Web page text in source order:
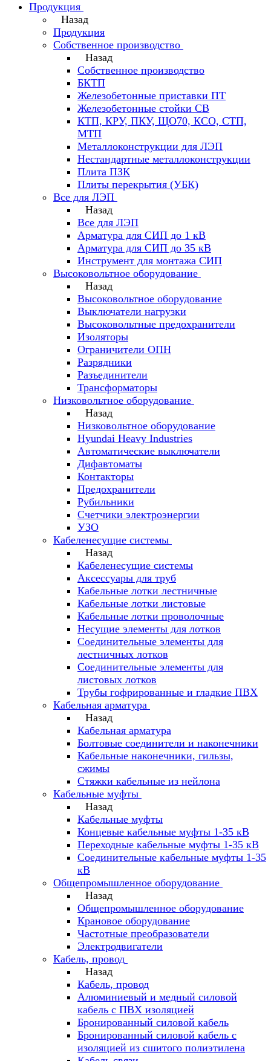
Продукция
Назад
Продукция
Собственное производство
Назад
Собственное производство
БКТП
Железобетонные приставки ПТ
Железобетонные стойки СВ
КТП, КРУ, ПКУ, ЩО70, КСО, СТП,
МТП
Металлоконструкции для ЛЭП
Нестандартные металлоконструкции
Плита ПЗК
Плиты перекрытия (УБК)
Все для ЛЭП
Назад
Все для ЛЭП
Арматура для СИП до 1 кВ
Арматура для СИП до 35 кВ
Инструмент для монтажа СИП
Высоковольтное оборудование
Назад
Высоковольтное оборудование
Выключатели нагрузки
Высоковольтные предохранители
Изоляторы
Ограничители ОПН
Разрядники
Разъединители
Трансформаторы
Низковольтное оборудование
Назад
Низковольтное оборудование
Hyundai Heavy Industries
Автоматические выключатели
Дифавтоматы
Контакторы
Предохранители
Рубильники
Счетчики электроэнергии
УЗО
Кабеленесущие системы
Назад
Кабеленесущие системы
Аксессуары для труб
Кабельные лотки лестничные
Кабельные лотки листовые
Кабельные лотки проволочные
Несущие элементы для лотков
Соединительные элементы для
лестничных лотков
Соединительные элементы для
листовых лотков
Трубы гофрированные и гладкие ПВХ
Кабельная арматура
Назад
Кабельная арматура
Болтовые соединители и наконечники
Кабельные наконечники, гильзы,
сжимы
Стяжки кабельные из нейлона
Кабельные муфты
Назад
Кабельные муфты
Концевые кабельные муфты 1-35 кВ
Переходные кабельные муфты 1-35 кВ
Соединительные кабельные муфты 1-35
кВ
Общепромышленное оборудование
Назад
Общепромышленное оборудование
Крановое оборудование
Частотные преобразователи
Электродвигатели
Кабель, провод
Назад
Кабель, провод
Алюминиевый и медный силовой
кабель с ПВХ изоляцией
Бронированный силовой кабель
Бронированный силовой кабель с
изоляцией из сшитого полиэтилена